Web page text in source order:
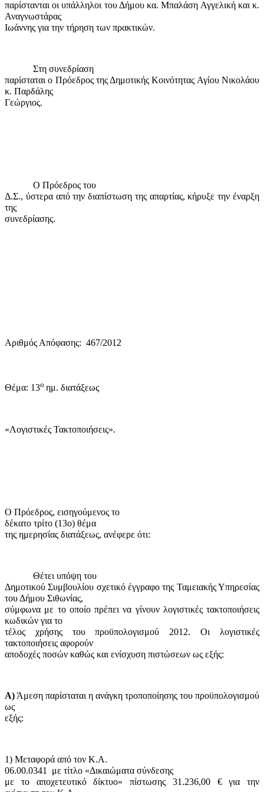
παρίστανται οι υπάλληλοι του Δήμου κα. Μπαλάση Αγγελική και κ.
Αναγνωστάρας
Ιωάννης για την τήρηση των πρακτικών.
Στη συνεδρίαση
παρίσταται ο Πρόεδρος της Δημοτικής Κοινότητας Αγίου Νικολάου
κ. Παρδάλης
Γεώργιος.
Ο Πρόεδρος του
Δ.Σ., ύστερα από την διαπίστωση της απαρτίας, κήρυξε την έναρξη
της
συνεδρίασης.
Αριθμός Απόφασης: 467/2012
Θέμα: 13ο ημ. διατάξεως
«Λογιστικές Τακτοποιήσεις».
Ο Πρόεδρος, εισηγούμενος το
δέκατο τρίτο (13o) θέμα
της ημερησίας διατάξεως, ανέφερε ότι:
Θέτει υπόψη του
Δημοτικού Συμβουλίου σχετικό έγγραφο της Ταμειακής Υπηρεσίας
του Δήμου Σιθωνίας,
σύμφωνα με το οποίο πρέπει να γίνουν λογιστικές τακτοποιήσεις
κωδικών για το
τέλος χρήσης του προϋπολογισμού 2012. Οι λογιστικές
τακτοποιήσεις αφορούν
αποδοχές ποσών καθώς και ενίσχυση πιστώσεων ως εξής:
Α) Άμεση παρίσταται η ανάγκη τροποποίησης του προϋπολογισμού
ως
εξής:
1) Μεταφορά από τον Κ.Α.
06.00.0341
με τίτλο «Δικαιώματα σύνδεσης
με το αποχετευτικό δίκτυο» πίστωσης 31.236,00 € για την